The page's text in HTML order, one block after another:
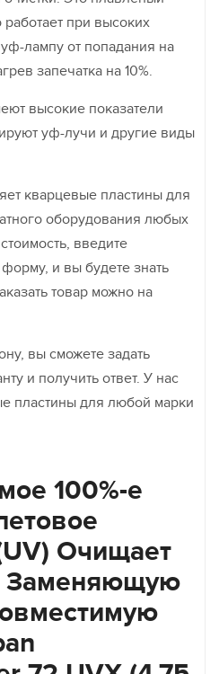
при высоких
лампу от попадания на
запечатка на 10%.
высокие показатели
уф-лучи и другие виды
кварцевые пластины для
оборудования любых
введите
и вы будете знать
товар можно на
вы сможете задать
и получить ответ. У нас
пластины для любой марки
100%-е
Очищает
Заменяющую